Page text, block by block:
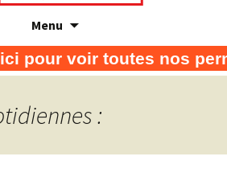
Menu
Marnedes consommateurs
pour voir toutes nos
: